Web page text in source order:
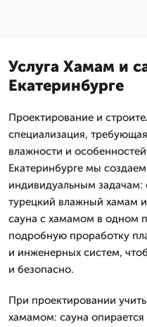
Услуга Хамам и
Екатеринбурге
Проектирование и
специализация,
влажности и
Екатеринбурге мы
индивидуальным задачам:
турецкий влажный хамам
сауна с хамамом в одном
подробную проработку
и инженерных систем,
и безопасно.
При проектировании
хамамом: сауна